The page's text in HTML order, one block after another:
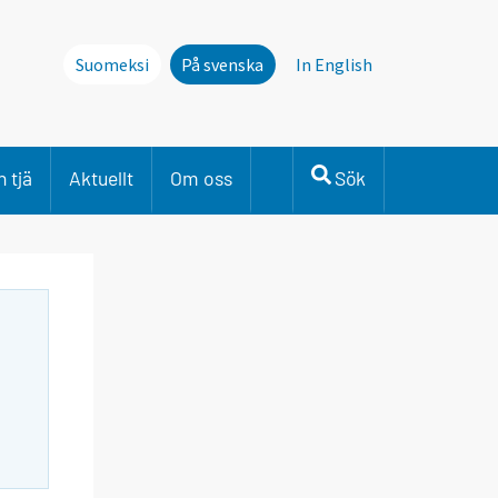
Suomeksi På svenska In English
tjä Aktuellt Om oss Sök